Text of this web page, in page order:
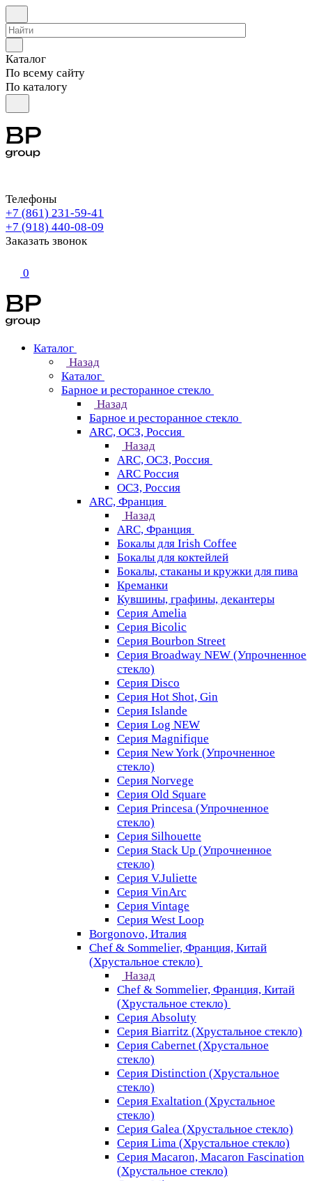
Каталог
По всему сайту
По каталогу
Телефоны
+7 (861) 231-59-41
+7 (918) 440-08-09
Заказать звонок
0
Каталог
Назад
Каталог
Барное и ресторанное стекло
Назад
Барное и ресторанное стекло
ARC, ОСЗ, Россия
Назад
ARC, ОСЗ, Россия
ARC Россия
ОСЗ, Россия
ARC, Франция
Назад
ARC, Франция
Бокалы для Irish Coffee
Бокалы для коктейлей
Бокалы, стаканы и кружки для пива
Креманки
Кувшины, графины, декантеры
Серия Amelia
Серия Bicolic
Серия Bourbon Street
Серия Broadway NEW (Упрочненное
стекло)
Серия Disco
Серия Hot Shot, Gin
Серия Islande
Серия Log NEW
Серия Magnifique
Серия New York (Упрочненное
стекло)
Серия Norvege
Серия Old Square
Серия Princesa (Упрочненное
стекло)
Серия Silhouette
Серия Stack Up (Упрочненное
стекло)
Серия V.Juliette
Серия VinArc
Серия Vintage
Серия West Loop
Borgonovo, Италия
Chef & Sommelier, Франция, Китай
(Хрустальное стекло)
Назад
Chef & Sommelier, Франция, Китай
(Хрустальное стекло)
Серия Absoluty
Серия Biarritz (Хрустальное стекло)
Серия Cabernet (Хрустальное
стекло)
Серия Distinction (Хрустальное
стекло)
Серия Exaltation (Хрустальное
стекло)
Серия Galea (Хрустальное стекло)
Серия Lima (Хрустальное стекло)
Серия Macaron, Macaron Fascination
(Хрустальное стекло)